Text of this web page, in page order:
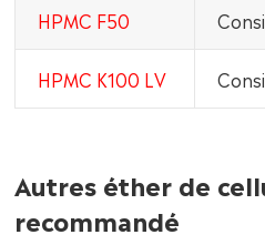
HPMC F50
HPMC K100 LV
Autres éther de
recommandé